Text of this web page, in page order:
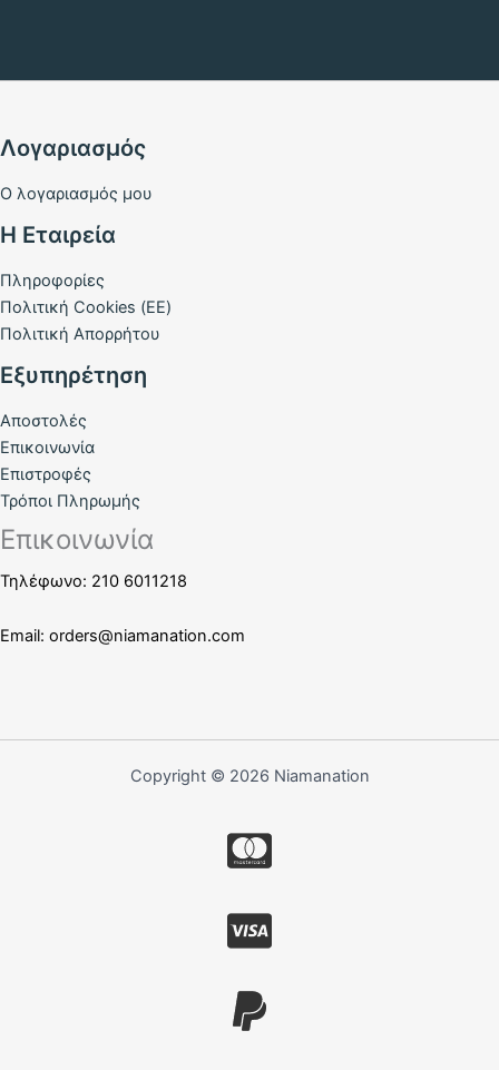
Λογαριασμός
Ο λογαριασμός μου
Η Εταιρεία
Πληροφορίες
Πολιτική Cookies (ΕΕ)
Πολιτική Απορρήτου
Εξυπηρέτηση
Αποστολές
Επικοινωνία
Επιστροφές
Τρόποι Πληρωμής
Επικοινωνία
Τηλέφωνο: 210 6011218
Email: orders@niamanation.com
Copyright © 2026 Niamanation